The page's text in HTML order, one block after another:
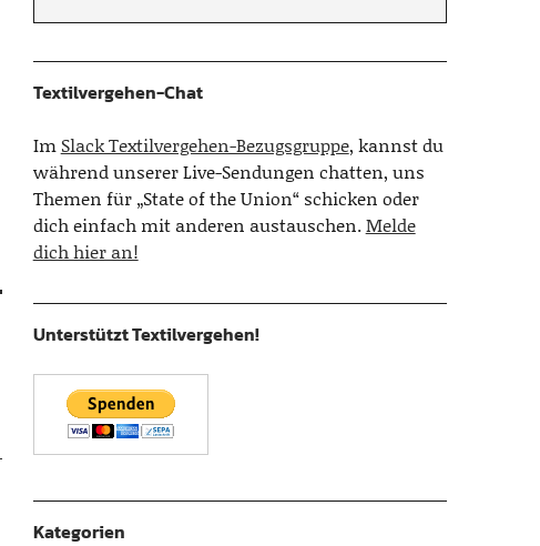
Textilvergehen-Chat
Im Slack Textilvergehen-Bezugsgruppe, kannst du
während unserer Live-Sendungen chatten, uns
Themen für „State of the Union“ schicken oder
dich einfach mit anderen austauschen.Melde
dich hier an!
Unterstützt Textilvergehen!
Kategorien